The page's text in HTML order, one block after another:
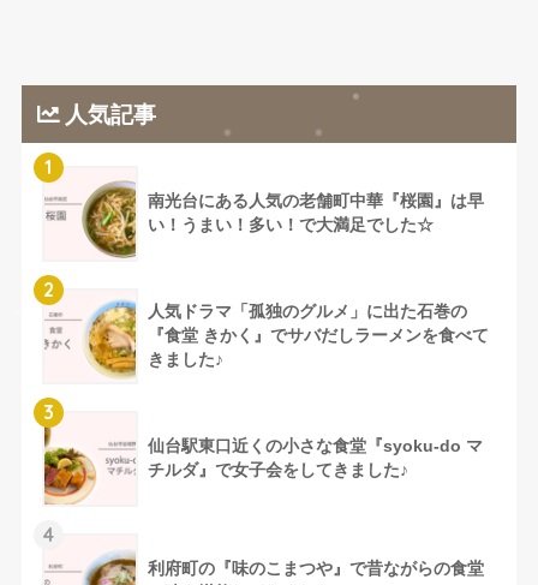
人気記事
1
南光台にある人気の老舗町中華『桜園』は早
い！うまい！多い！で大満足でした☆
2
人気ドラマ「孤独のグルメ」に出た石巻の
『食堂 きかく』でサバだしラーメンを食べて
きました♪
3
仙台駅東口近くの小さな食堂『syoku-do マ
チルダ』で女子会をしてきました♪
4
利府町の『味のこまつや』で昔ながらの食堂